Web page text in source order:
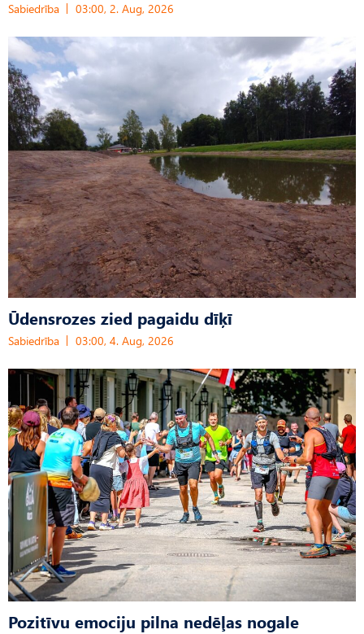
Sabiedrība 03:00, 2. Aug, 2026
Ūdensrozes zied pagaidu dīķī
Sabiedrība 03:00, 4. Aug, 2026
Pozitīvu emociju pilna nedēļas nogale